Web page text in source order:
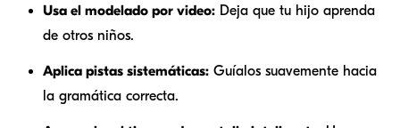
Usa el modelado por video: Deja que tu hijo aprenda
de otros niños.
Aplica pistas sistemáticas: Guíalos suavemente hacia
la gramática correcta.